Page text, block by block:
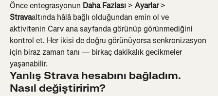
Önce entegrasyonun Daha Fazlası > Ayarlar >
Stravaaltında hâlâ bağlı olduğundan emin ol ve
aktivitenin Carv ana sayfanda görünüp görünmediğini
kontrol et. Her ikisi de doğru görünüyorsa senkronizasyon
için biraz zaman tanı — birkaç dakikalık gecikmeler
yaşanabilir.
Yanlış Strava hesabını bağladım.
Nasıl değiştiririm?